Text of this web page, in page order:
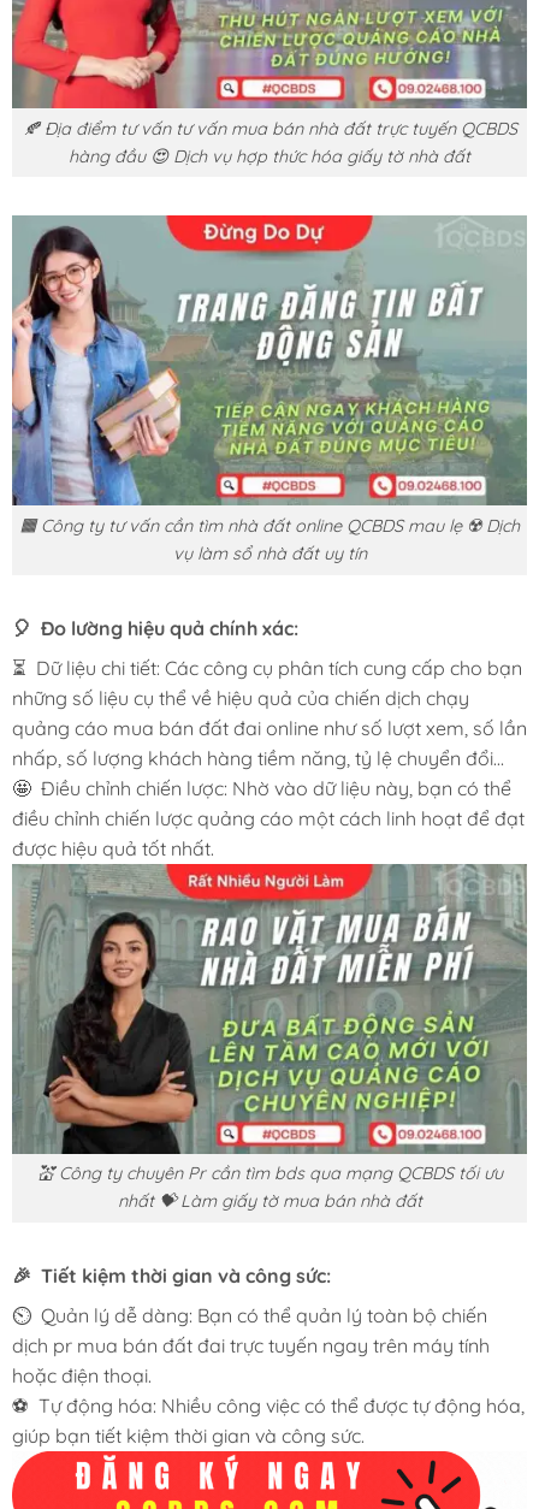
🍂 Địa điểm tư vấn tư vấn mua bán nhà đất trực tuyến QCBDS
hàng đầu 😍 Dịch vụ hợp thức hóa giấy tờ nhà đất
🟧 Công ty tư vấn cần tìm nhà đất online QCBDS mau lẹ ☢️ Dịch
vụ làm sổ nhà đất uy tín
🎈 Đo lường hiệu quả chính xác:
⏳ Dữ liệu chi tiết: Các công cụ phân tích cung cấp cho bạn
những số liệu cụ thể về hiệu quả của chiến dịch chạy
quảng cáo mua bán đất đai online như số lượt xem, số lần
nhấp, số lượng khách hàng tiềm năng, tỷ lệ chuyển đổi…
🤩 Điều chỉnh chiến lược: Nhờ vào dữ liệu này, bạn có thể
điều chỉnh chiến lược quảng cáo một cách linh hoạt để đạt
được hiệu quả tốt nhất.
💒 Công ty chuyên Pr cần tìm bds qua mạng QCBDS tối ưu
nhất 💝 Làm giấy tờ mua bán nhà đất
🎉 Tiết kiệm thời gian và công sức:
⏲️ Quản lý dễ dàng: Bạn có thể quản lý toàn bộ chiến
dịch pr mua bán đất đai trực tuyến ngay trên máy tính
hoặc điện thoại.
⚽ Tự động hóa: Nhiều công việc có thể được tự động hóa,
giúp bạn tiết kiệm thời gian và công sức.